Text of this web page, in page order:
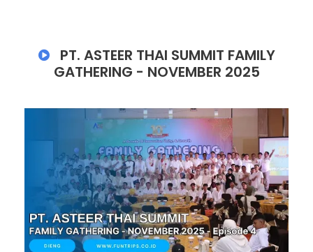
PT. ASTEER THAI SUMMIT FAMILY
GATHERING - NOVEMBER 2025